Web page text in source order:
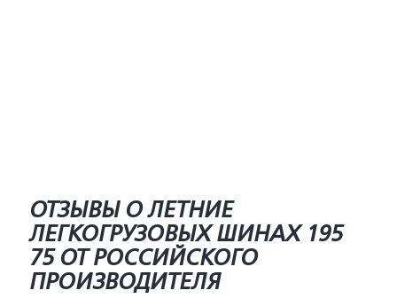
ОТЗЫВЫ О ЛЕТНИЕ
ЛЕГКОГРУЗОВЫХ ШИНАХ 195
75 ОТ РОССИЙСКОГО
ПРОИЗВОДИТЕЛЯ